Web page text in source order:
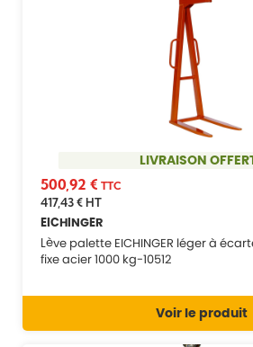
LIVRAISON
500,92 € TTC
417,43 €HT
EICHINGER
Lève palette EICHINGER léger à
fixe acier 1000 kg-10512
Voir le produit